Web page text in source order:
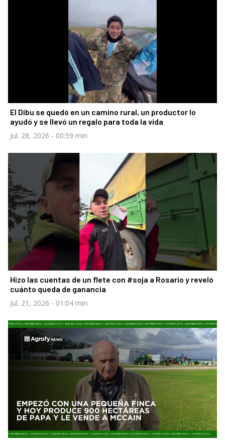
El Dibu se quedó en un camino rural, un productor lo
ayudó y se llevó un regalo para toda la vida
Jul. 28, 2026 - 00:59 min
Hizo las cuentas de un flete con #soja a Rosario y reveló
cuánto queda de ganancia
Jul. 21, 2026 - 01:04 min